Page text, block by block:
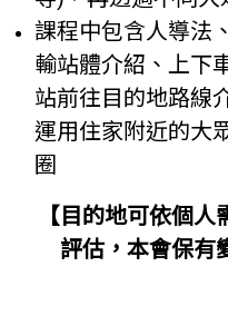
課程中包含人導法
輸站體介紹、上下
站前往目的地路線
運用住家附近的大
圈
【目的地可依個
評估，本會保有